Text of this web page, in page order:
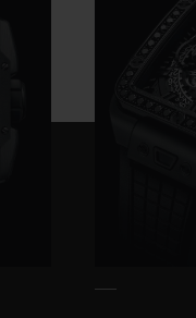
ブラックセラミック＆